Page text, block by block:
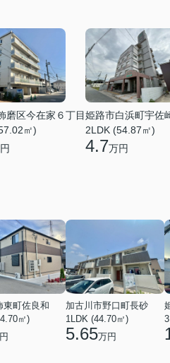
磨区今在家６丁目
㎡)
姫路市白浜町宇佐
2LDK (54.87㎡)
4.7万円
東町佐良和
㎡)
加古川市野口町長砂
1LDK (44.70㎡)
5.65万円